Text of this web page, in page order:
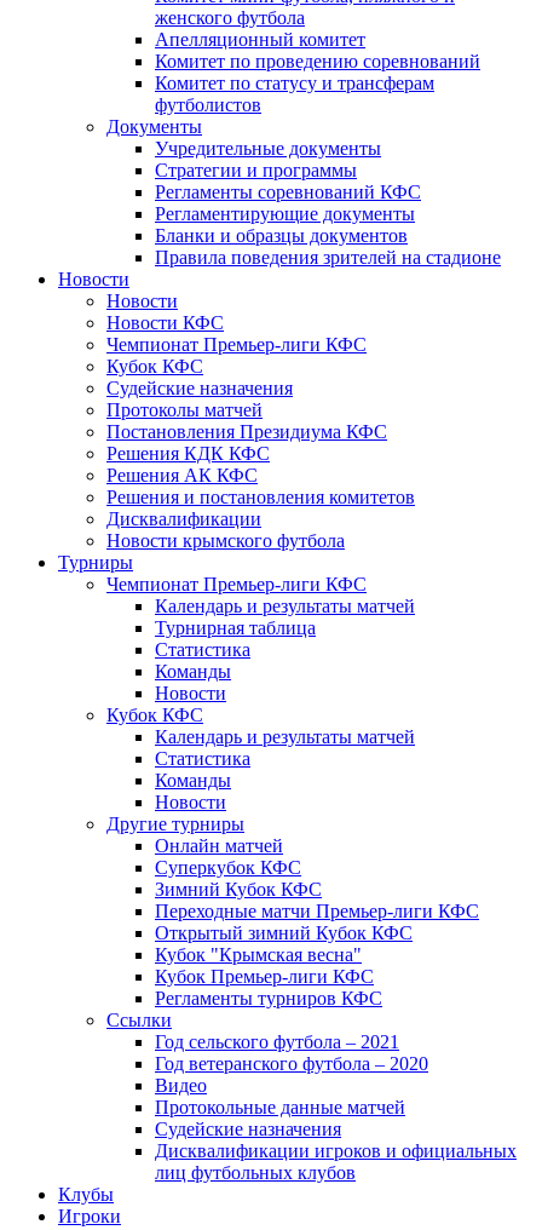
женского футбола
Апелляционный комитет
Комитет по проведению соревнований
Комитет по статусу и трансферам
футболистов
Документы
Учредительные документы
Стратегии и программы
Регламенты соревнований КФС
Регламентирующие документы
Бланки и образцы документов
Правила поведения зрителей на стадионе
Новости
Новости
Новости КФС
Чемпионат Премьер-лиги КФС
Кубок КФС
Судейские назначения
Протоколы матчей
Постановления Президиума КФС
Решения КДК КФС
Решения АК КФС
Решения и постановления комитетов
Дисквалификации
Новости крымского футбола
Турниры
Чемпионат Премьер-лиги КФС
Календарь и результаты матчей
Турнирная таблица
Статистика
Команды
Новости
Кубок КФС
Календарь и результаты матчей
Статистика
Команды
Новости
Другие турниры
Онлайн матчей
Суперкубок КФС
Зимний Кубок КФС
Переходные матчи Премьер-лиги КФС
Открытый зимний Кубок КФС
Кубок "Крымская весна"
Кубок Премьер-лиги КФС
Регламенты турниров КФС
Ссылки
Год сельского футбола – 2021
Год ветеранского футбола – 2020
Видео
Протокольные данные матчей
Судейские назначения
Дисквалификации игроков и официальных
лиц футбольных клубов
Клубы
Игроки